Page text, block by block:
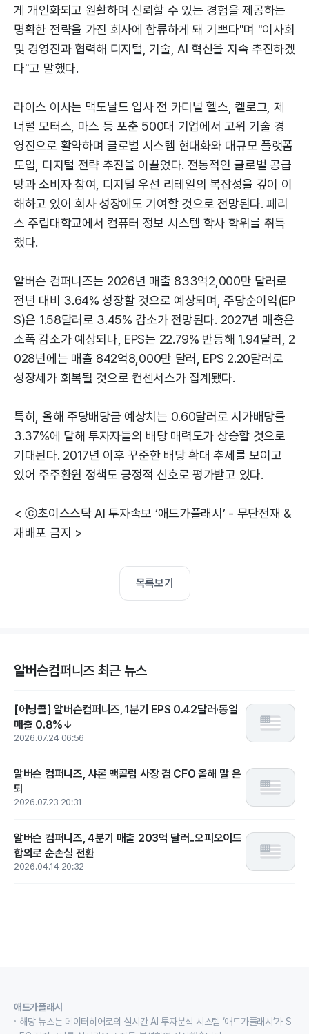
게 개인화되고 원활하며 신뢰할 수 있는 경험을 제공하는
명확한 전략을 가진 회사에 합류하게 돼 기쁘다"며 "이사회
및 경영진과 협력해 디지털, 기술, AI 혁신을 지속 추진하겠
다"고 말했다.
라이스 이사는 맥도날드 입사 전 카디널 헬스, 켈로그, 제
너럴 모터스, 마스 등 포춘 500대 기업에서 고위 기술 경
영진으로 활약하며 글로벌 시스템 현대화와 대규모 플랫폼
도입, 디지털 전략 추진을 이끌었다. 전통적인 글로벌 공급
망과 소비자 참여, 디지털 우선 리테일의 복잡성을 깊이 이
해하고 있어 회사 성장에도 기여할 것으로 전망된다. 페리
스 주립대학교에서 컴퓨터 정보 시스템 학사 학위를 취득
했다.
알버슨 컴퍼니즈는 2026년 매출 833억2,000만 달러로
전년 대비 3.64% 성장할 것으로 예상되며, 주당순이익(EP
S)은 1.58달러로 3.45% 감소가 전망된다. 2027년 매출은
소폭 감소가 예상되나, EPS는 22.79% 반등해 1.94달러, 2
028년에는 매출 842억8,000만 달러, EPS 2.20달러로
성장세가 회복될 것으로 컨센서스가 집계됐다.
특히, 올해 주당배당금 예상치는 0.60달러로 시가배당률
3.37%에 달해 투자자들의 배당 매력도가 상승할 것으로
기대된다. 2017년 이후 꾸준한 배당 확대 추세를 보이고
있어 주주환원 정책도 긍정적 신호로 평가받고 있다.
< ⓒ초이스스탁 AI 투자속보 ‘애드가플래시’ - 무단전재 &
재배포 금지 >
목록보기
알버슨컴퍼니즈 최근 뉴스
[어닝콜] 알버슨컴퍼니즈, 1분기 EPS 0.42달러·동일
매출 0.8%↓
2026.07.24 06:56
알버슨 컴퍼니즈, 샤론 맥콜럼 사장 겸 CFO 올해 말 은
퇴
2026.07.23 20:31
알버슨 컴퍼니즈, 4분기 매출 203억 달러..오피오이드
합의로 순손실 전환
2026.04.14 20:32
애드가플래시
해당 뉴스는 데이터히어로의 실시간 AI 투자분석 시스템 ‘애드가플래시’가 S